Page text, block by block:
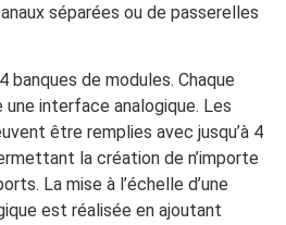
séparées ou de passerelles
banques de modules. Chaque
une interface analogique. Les
être remplies avec jusqu’à 4
la création de n’importe
La mise à l’échelle d’une
est réalisée en ajoutant